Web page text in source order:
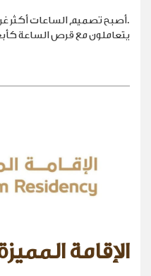
.أصبح تصميم الساعات أكثر
يتعاملون مع قرص الساعة
الإقامة